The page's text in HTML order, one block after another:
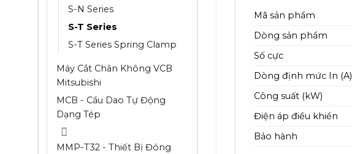
S-N Series
S-T Series
S-T Series Spring Clamp
Máy Cắt Chân Không VCB
Mitsubishi
MCB - Cầu Dao Tự Động
Dạng Tép
MMP-T32 - Thiết Bị Đóng
Mã sản phẩm
Dòng sản phẩm
Số cực
Dòng định mức In (A)
Công suất (kW)
Điện áp điều khiển
Bảo hành